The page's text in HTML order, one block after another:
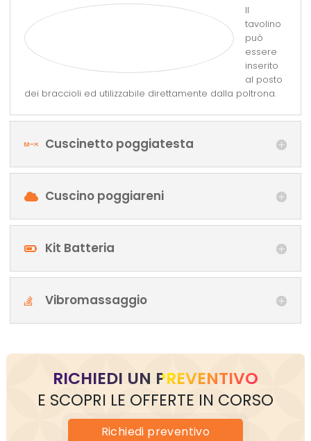
Il
tavolino
può
essere
inserito
al posto
dei braccioli ed utilizzabile direttamente dalla poltrona.
Cuscinetto poggiatesta
Cuscino poggiareni
Kit Batteria
Vibromassaggio
RICHIEDI UN PREVENTIVO
E SCOPRI LE OFFERTE IN CORSO
Richiedi preventivo